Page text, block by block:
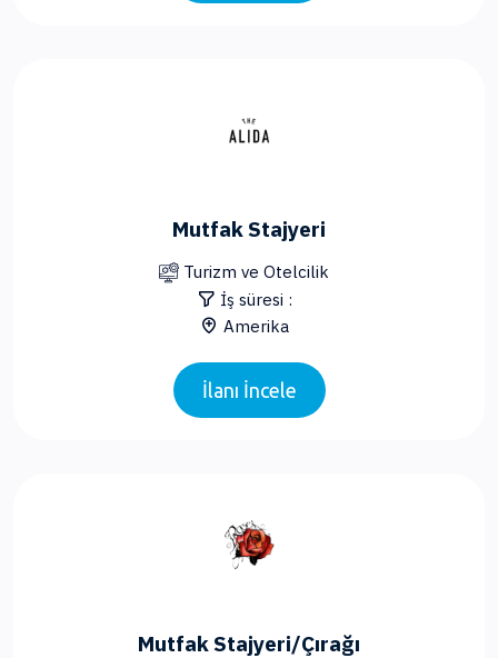
Mutfak Stajyeri
Turizm ve Otelcilik
İş süresi :
Amerika
İlanı İncele
Mutfak Stajyeri/Çırağı